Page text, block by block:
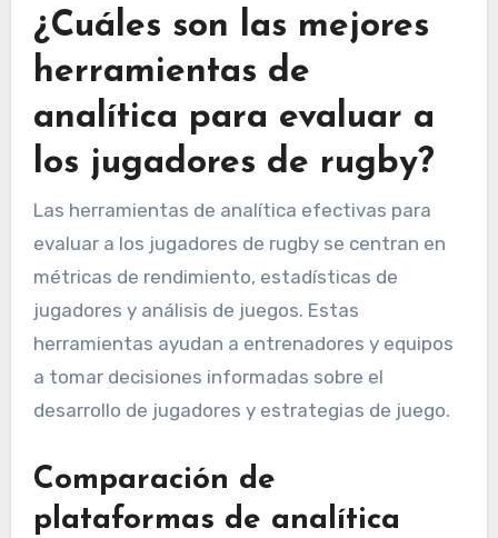
¿Cuáles son las mejores
herramientas de
analítica para evaluar a
los jugadores de rugby?
Las herramientas de analítica efectivas para
evaluar a los jugadores de rugby se centran en
métricas de rendimiento, estadísticas de
jugadores y análisis de juegos. Estas
herramientas ayudan a entrenadores y equipos
a tomar decisiones informadas sobre el
desarrollo de jugadores y estrategias de juego.
Comparación de
plataformas de analítica